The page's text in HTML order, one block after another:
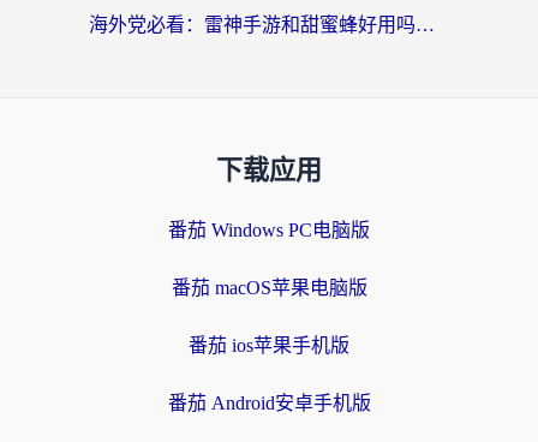
海外党必看：雷神手游和甜蜜蜂好用吗？3步选对回国加速器无缝刷国内资源
下载应用
番茄 Windows PC电脑版
番茄 macOS苹果电脑版
番茄 ios苹果手机版
番茄 Android安卓手机版